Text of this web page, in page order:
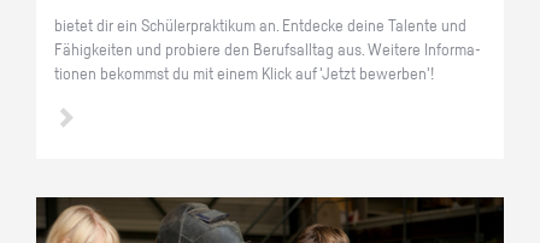
bie­tet dir ein Schü­ler­prak­ti­kum an. Ent­de­cke deine Ta­len­te und
Fä­hig­kei­ten und pro­bie­re den Be­rufs­all­tag aus. Wei­te­re In­for­ma­
tio­nen be­kommst du mit einem Klick auf 'Jetzt be­wer­ben'!